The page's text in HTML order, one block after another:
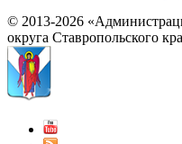
© 2013-2026
округа Ставропольского